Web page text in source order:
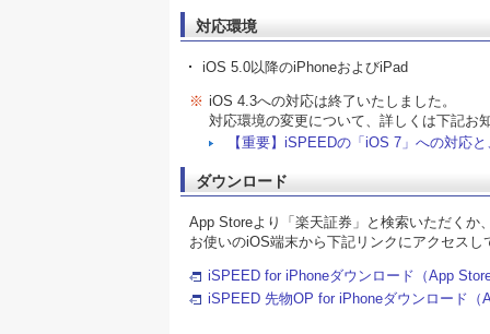
対応環境
iOS 5.0以降のiPhoneおよびiPad
※ iOS 4.3への対応は終了いたしました。
対応環境の変更について、詳しくは下記お
【重要】iSPEEDの「iOS 7」への対応
ダウンロード
App Storeより「楽天証券」と検索いただくか
お使いのiOS端末から下記リンクにアクセスし
iSPEED for iPhoneダウンロード（App
iSPEED 先物OP for iPhoneダウンロード（